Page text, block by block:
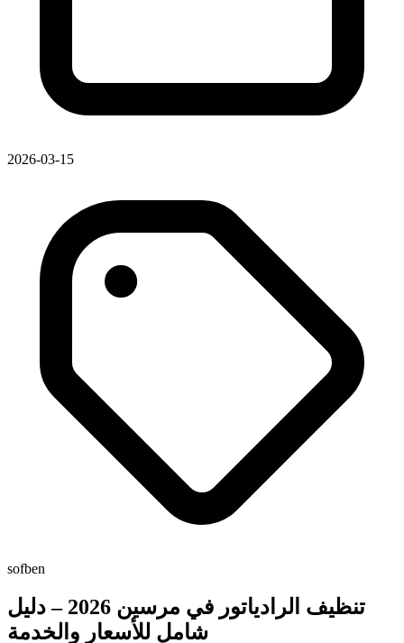
2026-03-15
sofben
تنظيف الرادياتور في مرسين 2026 – دليل
شامل للأسعار والخدمة